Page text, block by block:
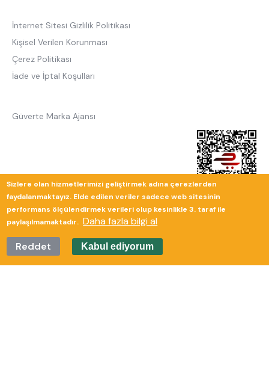
İnternet Sitesi Gizlilik Politikası
Kişisel Verilen Korunması
Çerez Politikası
İade ve İptal Koşulları
Güverte Marka Ajansı
Sizlere olan hizmetlerimizi geliştirmek adına çerezlerden
faydalanmaktayız. Elde edilen veriler sadece web sitesinin
performans ölçülendirmek verileri olup kesinlikle 3. taraf ile
paylaşılmamaktadır. Daha fazla bilgi al
Reddet
Kabul ediyorum